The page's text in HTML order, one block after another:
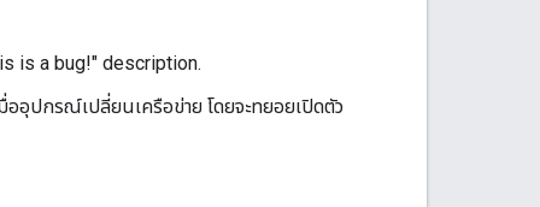
is a bug!" description.
ออุปกรณ์เปลี่ยนเครือข่าย โดยจะทยอยเปิดตัว